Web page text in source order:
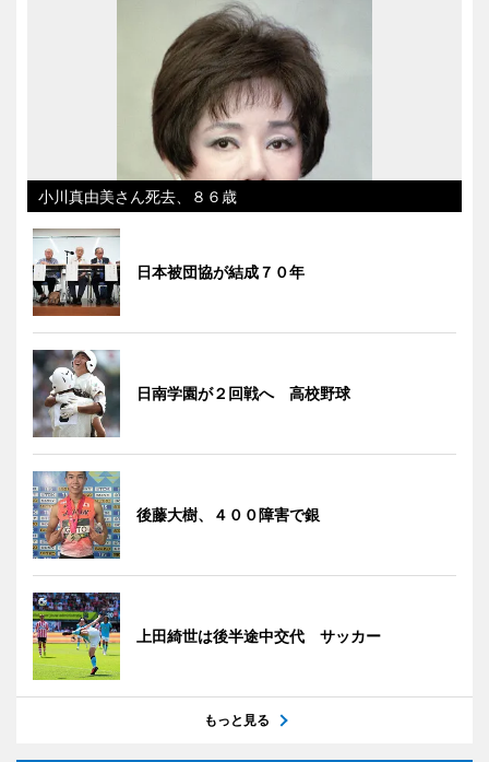
小川真由美さん死去、８６歳
日本被団協が結成７０年
日南学園が２回戦へ 高校野球
後藤大樹、４００障害で銀
上田綺世は後半途中交代 サッカー
もっと見る